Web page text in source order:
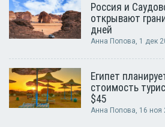
Россия и
открывают
дней
Анна Попова, 1 дек
Египет
стоимость
$45
Анна Попова, 16 ноя